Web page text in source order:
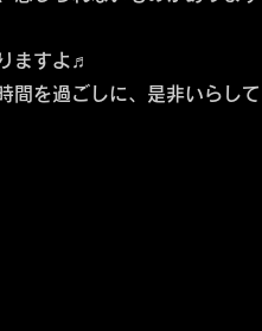
ますよ♬
間を過ごしに、是非いらして